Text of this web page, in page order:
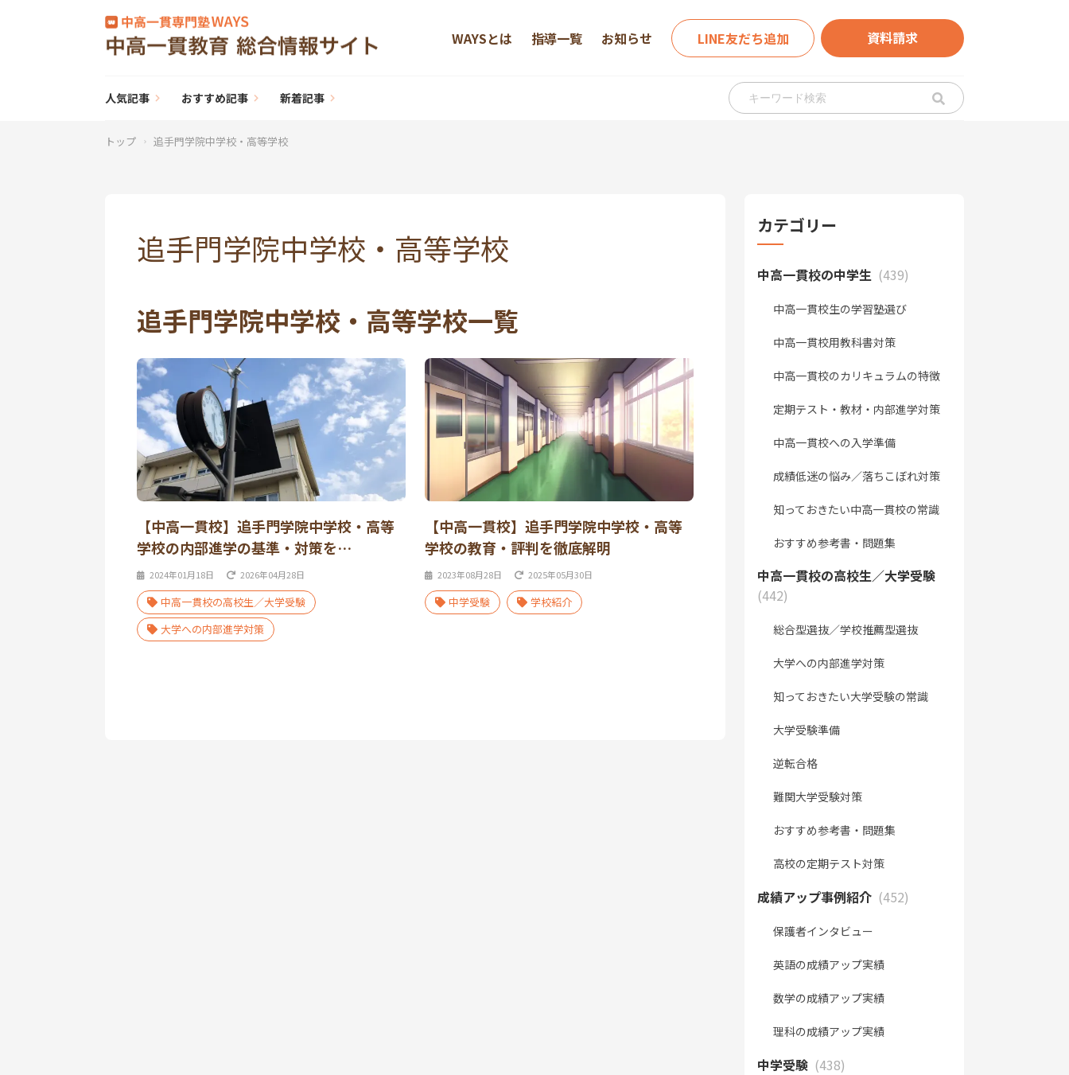
WAYSとは 指導一覧 お知らせ LINE友だち追加 資料請求
人気記事 おすすめ記事 新着記事
トップ 追手門学院中学校・高等学校
追手門学院中学校・高等学校
追手門学院中学校・高等学校一覧
【中高一貫校】追手門学院中学校・高等
学校の内部進学の基準・対策を…
2024年01月18日 2026年04月28日
中高一貫校の高校生／大学受験
大学への内部進学対策
【中高一貫校】追手門学院中学校・高等
学校の教育・評判を徹底解明
2023年08月28日 2025年05月30日
中学受験 学校紹介
カテゴリー
中高一貫校の中学生 (439)
中高一貫校生の学習塾選び
中高一貫校用教科書対策
中高一貫校のカリキュラムの特徴
定期テスト・教材・内部進学対策
中高一貫校への入学準備
成績低迷の悩み／落ちこぼれ対策
知っておきたい中高一貫校の常識
おすすめ参考書・問題集
中高一貫校の高校生／大学受験
(442)
総合型選抜／学校推薦型選抜
大学への内部進学対策
知っておきたい大学受験の常識
大学受験準備
逆転合格
難関大学受験対策
おすすめ参考書・問題集
高校の定期テスト対策
成績アップ事例紹介 (452)
保護者インタビュー
英語の成績アップ実績
数学の成績アップ実績
理科の成績アップ実績
中学受験 (438)